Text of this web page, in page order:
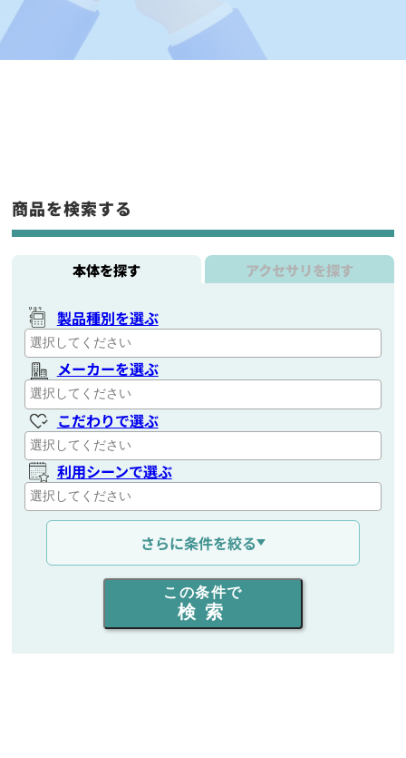
商品を検索する
本体を探す アクセサリを探す
製品種別を選ぶ
メーカーを選ぶ
こだわりで選ぶ
利用シーンで選ぶ
通信距離を選ぶ
出力を選ぶ
同時通話人数を選ぶ
さらに条件を絞る
この条件で
検索